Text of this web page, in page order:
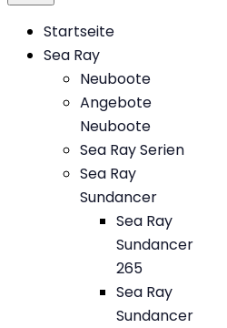
Startseite
Sea Ray
Neuboote
Angebote
Neuboote
Sea Ray Serien
Sea Ray
Sundancer
Sea Ray
Sundancer
265
Sea Ray
Sundancer